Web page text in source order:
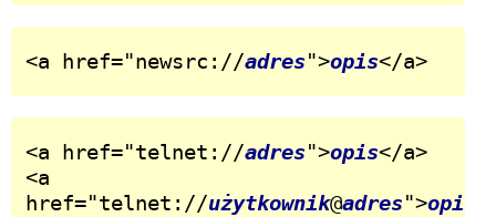
<a href="newsrc://adres">opis</a>
<a href="telnet://adres">opis</a>
<a
href="telnet://użytkownik@adres">opis